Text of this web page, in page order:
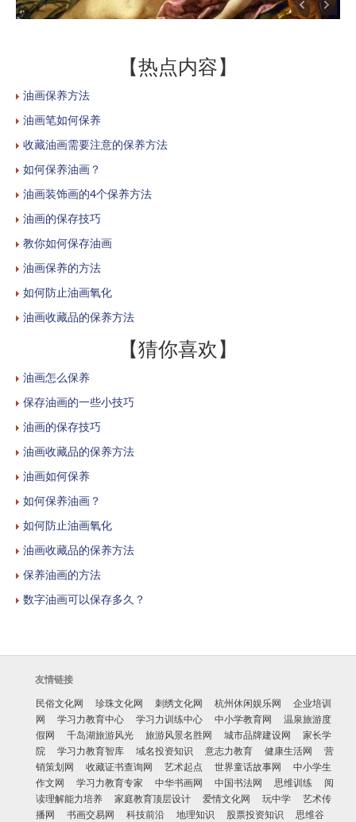
【热点内容】
油画保养方法
油画笔如何保养
收藏油画需要注意的保养方法
如何保养油画？
油画装饰画的4个保养方法
油画的保存技巧
教你如何保存油画
油画保养的方法
如何防止油画氧化
油画收藏品的保养方法
【猜你喜欢】
油画怎么保养
保存油画的一些小技巧
油画的保存技巧
油画收藏品的保养方法
油画如何保养
如何保养油画？
如何防止油画氧化
油画收藏品的保养方法
保养油画的方法
数字油画可以保存多久？
友情链接
民俗文化网
珍珠文化网 刺绣文化网 杭州休闲娱乐网
企业培训
网
学习力教育中心 学习力训练中心 中小学教育网
温泉旅游度
假网
千岛湖旅游风光 旅游风景名胜网 城市品牌建设网
家长学
院
学习力教育智库 域名投资知识 意志力教育 健康生活网
营
销策划网
收藏证书查询网 艺术起点 世界童话故事网
中小学生
作文网
学习力教育专家 中华书画网 中国书法网 思维训练
阅
读理解能力培养
家庭教育顶层设计 爱情文化网 玩中学
艺术传
播网
书画交易网 科技前沿 地理知识 股票投资知识 思维谷